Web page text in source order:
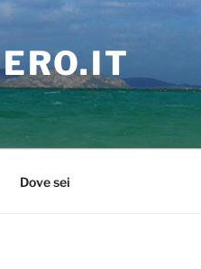
Dove sei